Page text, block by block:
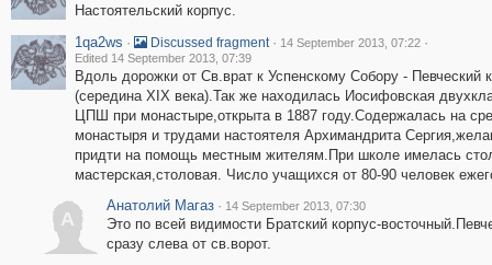
Настоятельский корпус.
1qa2ws · Discussed fragment · 14 September 2013, 07:22 ·
Edited 14 September 2013, 07:39
Вдоль дорожки от Св.врат к Успенскому Собору - Певческий
(середина XIX века).Так же находилась Иосифовская
ЦПШ при монастыре,открыта в 1887 году.Содержалась на
монастыря и трудами настоятеля Архимандрита
придти на помощь местным жителям.При школе имелась
мастерская,столовая. Число учащихся от 80-90 человек
А
Анатолий Магаз · 14 September 2013, 07:30
Это по всей видимости Братский корпус-
сразу слева от св.ворот.